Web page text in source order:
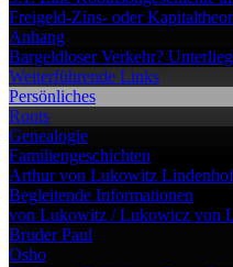
Freigeld-Zins- oder
Anhang
Bargeldloser Verkehr?
Weiterführende Links
Persönliches
Roots
Genealogie
Familiengeschichten
Arthur von Lukowitz Lindenhof
Begleitende Informationen
von Lukowitz / Lukowicz von
Bruder Paul
Osho